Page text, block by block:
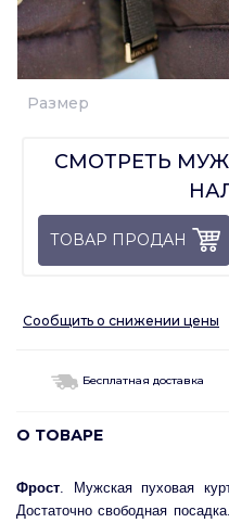
Размер
СМОТРЕТЬ
ТОВАР ПРОДАН
Сообщить о снижении цены
Бесплатная доставка
О ТОВАРЕ
Фрост . Мужская пуховая
Достаточно свободная